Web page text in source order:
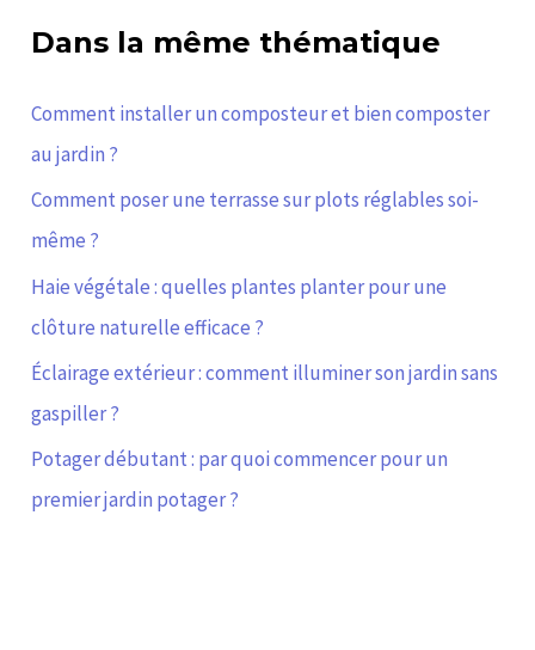
Dans la même thématique
Comment installer un composteur et bien composter
au jardin ?
Comment poser une terrasse sur plots réglables soi-
même ?
Haie végétale : quelles plantes planter pour une
clôture naturelle efficace ?
Éclairage extérieur : comment illuminer son jardin sans
gaspiller ?
Potager débutant : par quoi commencer pour un
premier jardin potager ?